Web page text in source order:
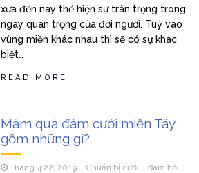
xưa đến nay thể hiện sự trân trọng trong
ngày quan trọng của đời người. Tuỳ vào
vùng miền khác nhau thì sẽ có sự khác
biệt…
READ MORE
Mâm quả đám cưới miền Tây
gồm những gì?
Tháng 4 22, 2019 Chuẩn bị cưới
đám hỏi